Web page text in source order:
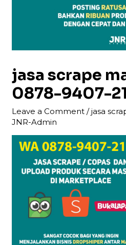
jasa scrape
0878-9407-
Leave a Comment /jasa
JNR-Admin